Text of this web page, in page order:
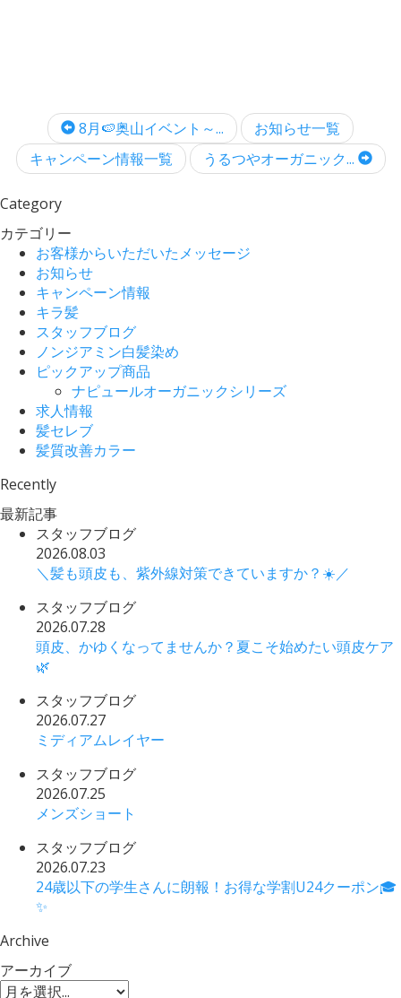
8月🍉奥山イベント～...
お知らせ一覧
キャンペーン情報一覧
うるつやオーガニック...
Category
カテゴリー
お客様からいただいたメッセージ
お知らせ
キャンペーン情報
キラ髪
スタッフブログ
ノンジアミン白髪染め
ピックアップ商品
ナピュールオーガニックシリーズ
求人情報
髪セレブ
髪質改善カラー
Recently
最新記事
スタッフブログ
2026.08.03
＼髪も頭皮も、紫外線対策できていますか？☀️／
スタッフブログ
2026.07.28
頭皮、かゆくなってませんか？夏こそ始めたい頭皮ケア
🌿
スタッフブログ
2026.07.27
ミディアムレイヤー
スタッフブログ
2026.07.25
メンズショート
スタッフブログ
2026.07.23
24歳以下の学生さんに朗報！お得な学割U24クーポン🎓
✨
Archive
アーカイブ